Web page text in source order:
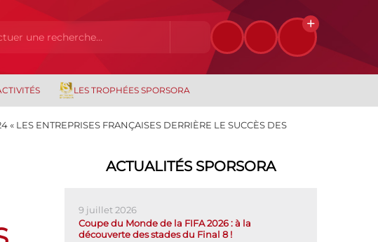
LES TROPHÉES SPORSORA
LES ENTREPRISES FRANÇAISES DERRIÈRE LE SUCCÈS DES
ACTUALITÉS SPORSORA
9 juillet 2026
Coupe du Monde de la FIFA 2026 : à la
découverte des stades du Final 8 !